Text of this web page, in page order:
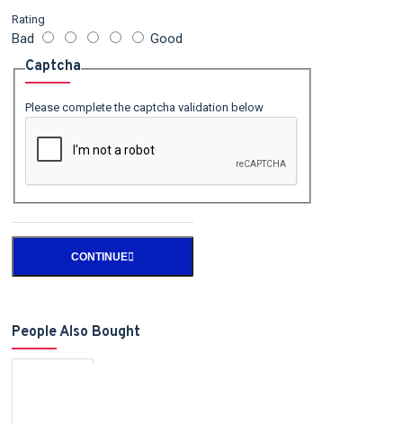
Rating
Bad Good
Captcha
Please complete the captcha validation below
CONTINUE
People Also Bought